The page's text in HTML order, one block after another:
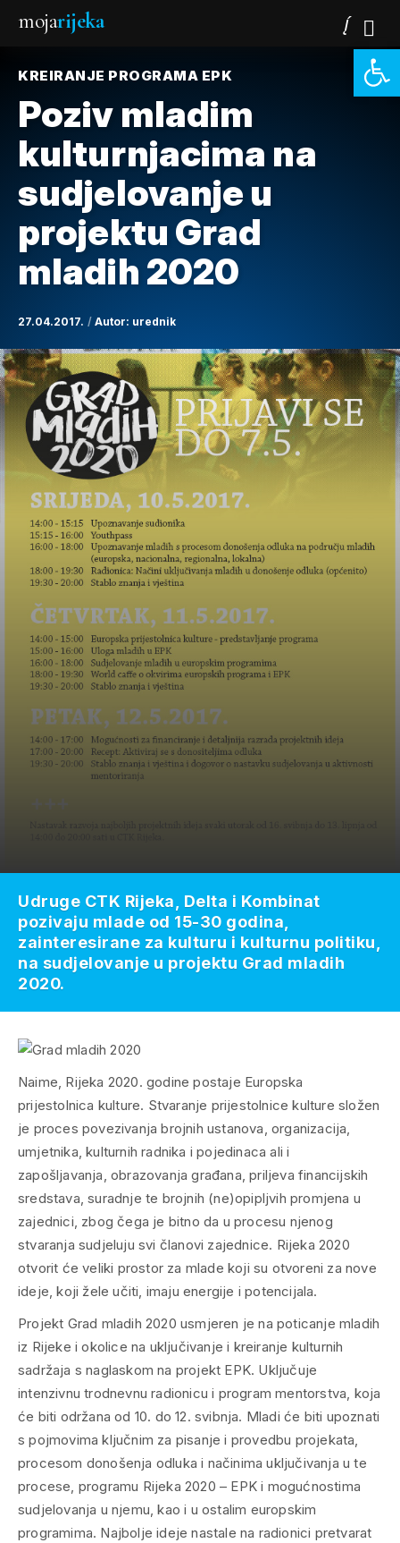
mojarijeka
KREIRANJE PROGRAMA EPK
Poziv mladim
kulturnjacima na
sudjelovanje u
projektu Grad
mladih 2020
27.04.2017. Autor: urednik
Naime, Rijeka 2020. godine postaje Europska
prijestolnica kulture. Stvaranje prijestolnice kulture složen
je proces povezivanja brojnih ustanova, organizacija,
umjetnika, kulturnih radnika i pojedinaca ali i
zapošljavanja, obrazovanja građana, priljeva financijskih
sredstava, suradnje te brojnih (ne)opipljvih promjena u
zajednici, zbog čega je bitno da u procesu njenog
stvaranja sudjeluju svi članovi zajednice. Rijeka 2020
otvorit će veliki prostor za mlade koji su otvoreni za nove
ideje, koji žele učiti, imaju energije i potencijala.
Projekt Grad mladih 2020 usmjeren je na poticanje mladih
iz Rijeke i okolice na uključivanje i kreiranje kulturnih
sadržaja s naglaskom na projekt EPK. Uključuje
intenzivnu trodnevnu radionicu i program mentorstva, koja
će biti održana od 10. do 12. svibnja. Mladi će biti upoznati
s pojmovima ključnim za pisanje i provedbu projekata,
procesom donošenja odluka i načinima uključivanja u te
procese, programu Rijeka 2020 – EPK i mogućnostima
sudjelovanja u njemu, kao i u ostalim europskim
programima. Najbolje ideje nastale na radionici pretvarat
Udruge CTK Rijeka, Delta i Kombinat
pozivaju mlade od 15-30 godina,
zainteresirane za kulturu i kulturnu politiku,
na sudjelovanje u projektu Grad mladih
2020.